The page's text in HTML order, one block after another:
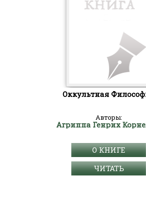
Оккультная
Авторы:
Агриппа Генрих
О КНИГЕ
ЧИТАТЬ